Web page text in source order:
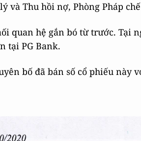
và Thu hồi nợ, Phòng Pháp
quan hệ gắn bó từ trước. Tại
tại PG Bank.
bố đã bán số cổ phiếu này